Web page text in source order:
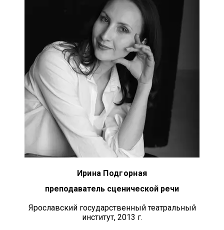
Ирина Подгорная
преподаватель сценической речи
Ярославский государственный театральный
институт, 2013 г.